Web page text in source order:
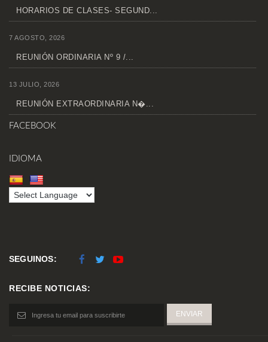
HORARIOS DE CLASES- SEGUND...
7 AGOSTO, 2026
REUNIÓN ORDINARIA Nº 9 /...
13 JULIO, 2026
REUNIÓN EXTRAORDINARIA N�...
FACEBOOK
IDIOMA
SEGUINOS:
RECIBE NOTICIAS: